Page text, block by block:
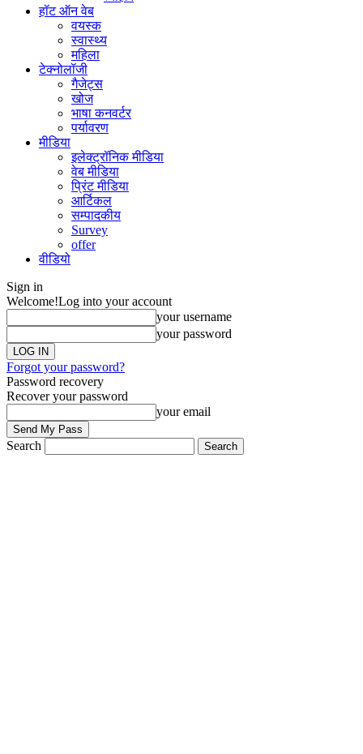
हॉट ऑन वेब
वयस्क
स्वास्थ्य
महिला
टेक्नोलॉजी
गैजेट्स
खोज
भाषा कनवर्टर
पर्यावरण
मीडिया
इलेक्ट्रॉनिक मीडिया
वेब मीडिया
प्रिंट मीडिया
आर्टिकल
सम्पादकीय
Survey
offer
वीडियो
Sign in
Welcome!Log into your account
your username
your password
Forgot your password?
Password recovery
Recover your password
your email
Search